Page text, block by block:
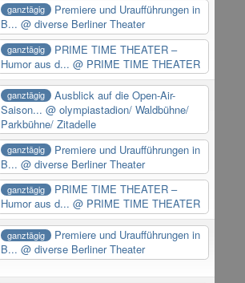
ganztägig
Premiere und Uraufführungen in
B...@ diverse Berliner Theater
ganztägig
PRIME TIME THEATER –
Humor aus d...@ PRIME TIME THEATER
ganztägig
Ausblick auf die Open-Air-
Saison...@ olympiastadion/ Waldbühne/
Parkbühne/ Zitadelle
ganztägig
Premiere und Uraufführungen in
B...@ diverse Berliner Theater
ganztägig
PRIME TIME THEATER –
Humor aus d...@ PRIME TIME THEATER
ganztägig
Premiere und Uraufführungen in
B...@ diverse Berliner Theater